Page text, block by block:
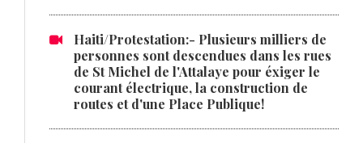
Haiti/Protestation:- Plusieurs milliers de
personnes sont descendues dans les rues
de St Michel de l'Attalaye pour éxiger le
courant électrique, la construction de
routes et d'une Place Publique!